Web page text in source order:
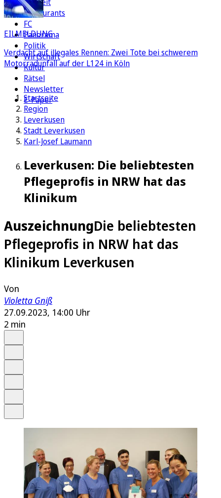
Restaurants
FC
Panorama
Politik
Wirtschaft
Kultur
Rätsel
Newsletter
E-Paper
EILMELDUNG
Verdacht auf illegales Rennen: Zwei Tote bei schwerem
Motorradunfall auf der L124 in Köln
Startseite
Region
Leverkusen
Stadt Leverkusen
Karl-Josef Laumann
Leverkusen: Die beliebtesten
Pflegeprofis in NRW hat das
Klinikum
AuszeichnungDie beliebtesten
Pflegeprofis in NRW hat das
Klinikum Leverkusen
Von
Violetta Gniß
27.09.2023, 14:00 Uhr
2 min